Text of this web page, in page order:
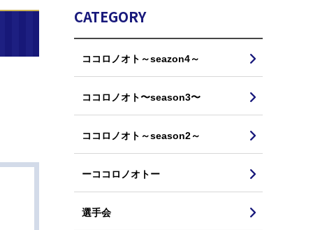
CATEGORY
ココロノオト～seazon4～
ココロノオト〜season3〜
ココロノオト～season2～
ーココロノオトー
選手会